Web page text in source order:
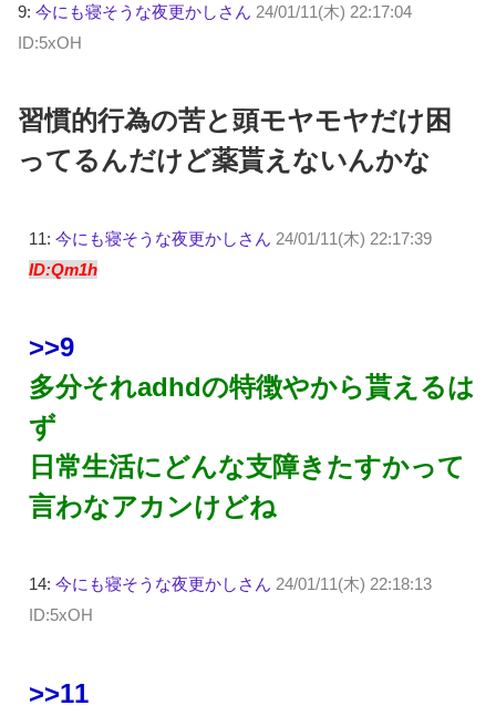
9: 今にも寝そうな夜更かしさん 24/01/11(木) 22:17:04
ID:5xOH
習慣的行為の苦と頭モヤモヤだけ困
ってるんだけど薬貰えないんかな
11: 今にも寝そうな夜更かしさん 24/01/11(木) 22:17:39
ID:Qm1h
>>9
多分それadhdの特徴やから貰えるは
ず
日常生活にどんな支障きたすかって
言わなアカンけどね
14: 今にも寝そうな夜更かしさん 24/01/11(木) 22:18:13
ID:5xOH
>>11